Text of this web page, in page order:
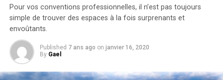
Pour vos conventions professionnelles, il n’est pas toujours
simple de trouver des espaces à la fois surprenants et
envoûtants.
Published 7 ans ago on janvier 16, 2020
By Gael